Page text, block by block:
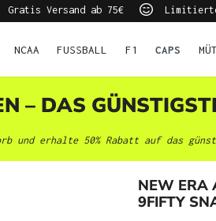
Gratis Versand ab 75€
NCAA FUSSBALL F1 CAPS
– DAS
und erhalte 50% Rabatt auf das
NEW ERA
9FIFTY